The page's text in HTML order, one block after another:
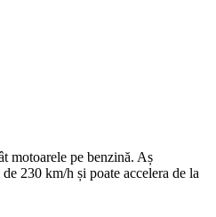
motoarele pe benzină. Aș
230 km/h și poate accelera de la